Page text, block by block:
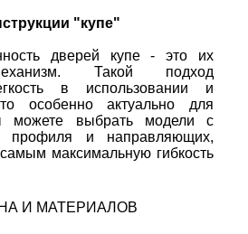
"купе"
дверей купе - это их
Такой подход
в использовании и
особенно актуально для
можете выбрать модели с
профиля и направляющих,
максимальную гибкость
И МАТЕРИАЛОВ